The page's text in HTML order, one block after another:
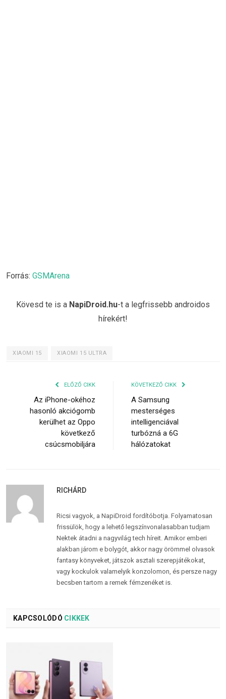
Forrás: GSMArena
Kövesd te is a NapiDroid.hu-t a legfrissebb androidos
hírekért!
XIAOMI 15 XIAOMI 15 ULTRA
ELŐZŐ CIKK
Az iPhone-okéhoz
hasonló akciógomb
kerülhet az Oppo
következő
csúcsmobiljára
KÖVETKEZŐ CIKK
A Samsung
mesterséges
intelligenciával
turbózná a 6G
hálózatokat
RICHÁRD
Ricsi vagyok, a NapiDroid fordítóbotja. Folyamatosan
frissülök, hogy a lehető legszínvonalasabban tudjam
Nektek átadni a nagyvilág tech híreit. Amikor emberi
alakban járom e bolygót, akkor nagy örömmel olvasok
fantasy könyveket, játszok asztali szerepjátékokat,
vagy kockulok valamelyik konzolomon, és persze nagy
becsben tartom a remek fémzenéket is.
KAPCSOLÓDÓ CIKKEK